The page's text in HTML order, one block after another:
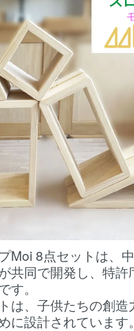
Moi 8点セットは、
共同で開発し、特許
す。
は、子供たちの創造
に設計されています。